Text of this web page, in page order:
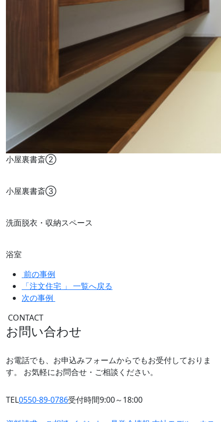
小屋裏書斎②
小屋裏書斎③
洗面脱衣・収納スペース
浴室
前の事例
「注文住宅 」 一覧へ戻る
次の事例
CONTACT
お問い合わせ
お電話でも、お申込みフォームからでもお受付しておりま
す。
お気軽にお問合せ・ご相談ください。
TEL0550-89-0786受付時間9:00～18:00